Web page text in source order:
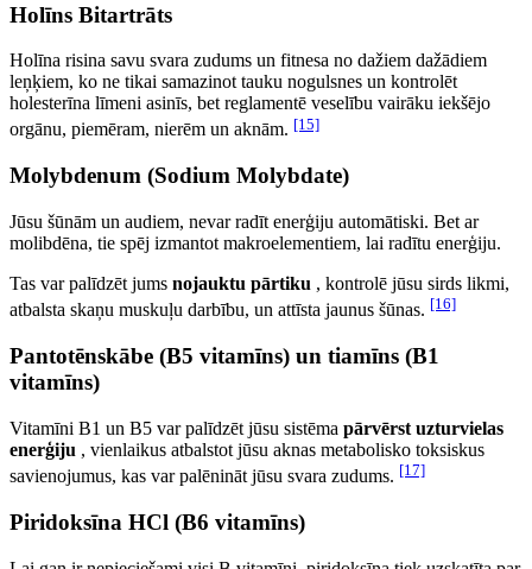
Holīns Bitartrāts
Holīna risina savu svara zudums un fitnesa no dažiem dažādiem
leņķiem, ko ne tikai samazinot tauku nogulsnes un kontrolēt
holesterīna līmeni asinīs, bet reglamentē veselību vairāku iekšējo
orgānu, piemēram, nierēm un aknām. [15]
Molybdenum (Sodium Molybdate)
Jūsu šūnām un audiem, nevar radīt enerģiju automātiski. Bet ar
molibdēna, tie spēj izmantot makroelementiem, lai radītu enerģiju.
Tas var palīdzēt jums nojauktu pārtiku , kontrolē jūsu sirds likmi,
atbalsta skaņu muskuļu darbību, un attīsta jaunus šūnas. [16]
Pantotēnskābe (B5 vitamīns) un tiamīns (B1
vitamīns)
Vitamīni B1 un B5 var palīdzēt jūsu sistēma pārvērst uzturvielas
enerģiju , vienlaikus atbalstot jūsu aknas metabolisko toksiskus
savienojumus, kas var palēnināt jūsu svara zudums. [17]
Piridoksīna HCl (B6 vitamīns)